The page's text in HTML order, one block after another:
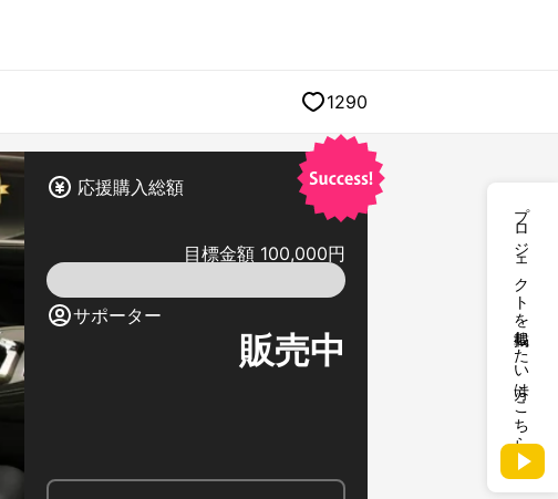
プロジェクトを掲載したい方はこちら
1290
応援購入総額
目標金額 100,000円
サポーター
販売中